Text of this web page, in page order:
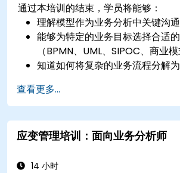
通过本培训的结束，学员将能够：
理解模型作为业务分析中关键沟通
能够为特定的业务目标选择合适
（BPMN、UML、SIPOC、商业模
知道如何将复杂的业务流程分解为
能够评估所创建业务模型的正确性
查看更多...
应变管理培训：面向业务分析师
14 小时